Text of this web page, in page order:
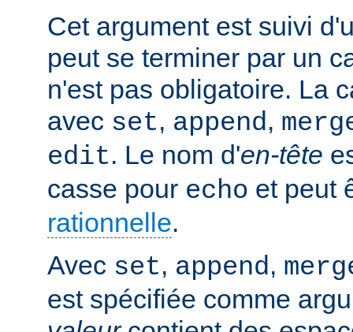
Cet argument est suivi
peut se terminer par un
n'est pas obligatoire. La
avec set, append,
edit. Le nom d'en-tête
casse pour echo et peut
rationnelle.
Avec set, append,
est spécifiée comme